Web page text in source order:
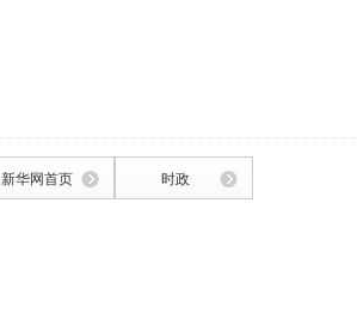
新华网首页 时政